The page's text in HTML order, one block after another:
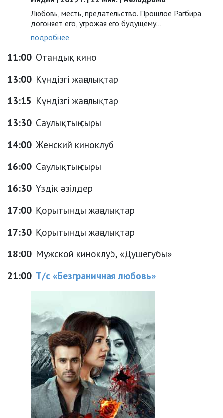
Любовь, месть, предательство. Прошлое Рагбира
догоняет его, угрожая его будущему…
подробнее
11:00 Отандық кино
13:00 Күндізгі жаңалықтар
13:15 Күндізгі жаңалықтар
13:30 Саулықтың сыры
14:00 Женский киноклуб
16:00 Саулықтың сыры
16:30 Үздік әзілдер
17:00 Қорытынды жаңалықтар
17:30 Қорытынды жаңалықтар
18:00 Мужской киноклуб, «Душегубы»
21:00 Т/с «Безграничная любовь»